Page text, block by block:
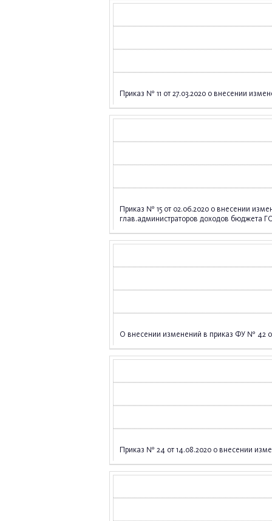
Приказ № 11 от 27.03.2020 о внесении
Приказ № 15 от 02.06.2020 о внесении
глав.администраторов доходов бюджета
О внесении изменений в приказ ФУ № 42 от
Приказ № 24 от 14.08.2020 о внесении